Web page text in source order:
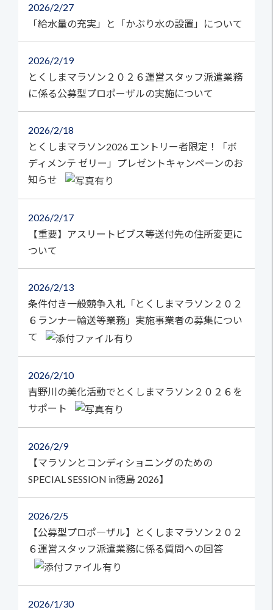
2026 2/27
「給水量の充実」と「かぶり水の設置」について
2026 2/19
とくしまマラソン２０２６運営スタッフ派遣業務
に係る公募型プロポーザルの実施について
2026 2/18
とくしまマラソン2026 エントリー者限定！「ボ
ディメンテ ゼリー」プレゼントキャンペーンのお
知らせ
2026 2/17
【重要】アスリートビブス等送付先の住所変更に
ついて
2026 2/13
条件付き一般競争入札「とくしまマラソン２０２
６ランナー輸送等業務」実施事業者の募集につい
て
2026 2/10
吉野川の美化活動でとくしまマラソン２０２６を
サポート
2026 2/9
【マラソンとコンディショニングのための
SPECIAL SESSION in徳島 2026】
2026 2/5
【公募型プロポ―ザル】とくしまマラソン２０２
６運営スタッフ派遣業務に係る質問への回答
2026 1/30